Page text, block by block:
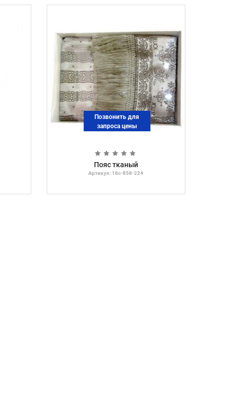
Пояс тканый
Артикул: 18с-858-224
Позвонить для
запроса цены